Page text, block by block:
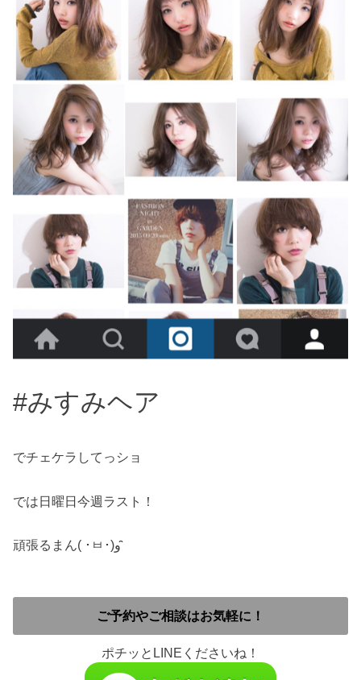
#みすみヘア
でチェケラしてっショ
では日曜日今週ラスト！
頑張るまん( ･ㅂ･)و ̑̑
ご予約やご相談はお気軽に！
ポチッとLINEくださいね！